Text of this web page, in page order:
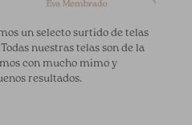
un selecto surtido de telas
nuestras telas son de la
con mucho mimo y
resultados.